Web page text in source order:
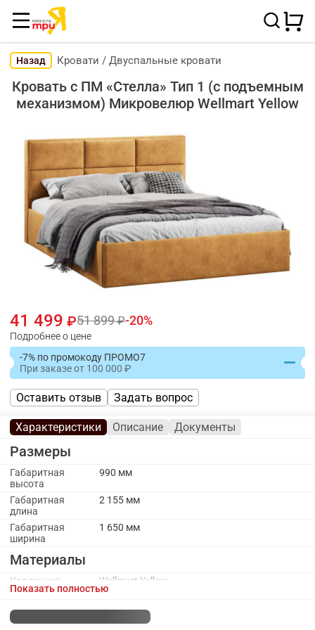
Назад Кровати / Двуспальные кровати
Кровать с ПМ «Стелла» Тип 1 (с подъемным
механизмом) Микровелюр Wellmart Yellow
41 499 51 899 20
Подробнее о цене
-7% по промокоду ПРОМО7
При заказеот 100 000
Оставить отзыв Задать вопрос
Характеристики Описание Документы
Размеры
Габаритная
высота
990 мм
Габаритная
длина
2 155 мм
Габаритная
ширина
1 650 мм
Материалы
Коллекция
обивочного
Wellmart Yellow
Материал
Показать полностью